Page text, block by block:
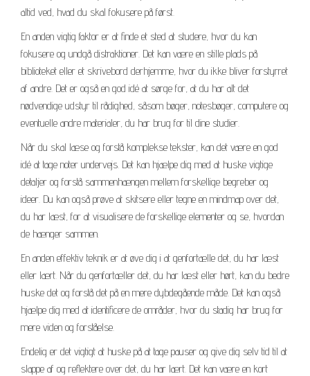
altid ved, hvad du skal fokusere på først.
En anden vigtig faktor er at finde et sted at studere, hvor du kan
fokusere og undgå distraktioner. Det kan være en stille plads på
biblioteket eller et skrivebord derhjemme, hvor du ikke bliver forstyrret
af andre. Det er også en god idé at sørge for, at du har alt det
nødvendige udstyr til rådighed, såsom bøger, notesbøger, computere og
eventuelle andre materialer, du har brug for til dine studier.
Når du skal læse og forstå komplekse tekster, kan det være en god
idé at tage noter undervejs. Det kan hjælpe dig med at huske vigtige
detaljer og forstå sammenhængen mellem forskellige begreber og
ideer. Du kan også prøve at skitsere eller tegne en mindmap over det,
du har læst, for at visualisere de forskellige elementer og se, hvordan
de hænger sammen.
En anden effektiv teknik er at øve dig i at genfortælle det, du har læst
eller lært. Når du genfortæller det, du har læst eller hørt, kan du bedre
huske det og forstå det på en mere dybdegående måde. Det kan også
hjælpe dig med at identificere de områder, hvor du stadig har brug for
mere viden og forståelse.
Endelig er det vigtigt at huske på at tage pauser og give dig selv tid til at
slappe af og reflektere over det, du har lært. Det kan være en kort